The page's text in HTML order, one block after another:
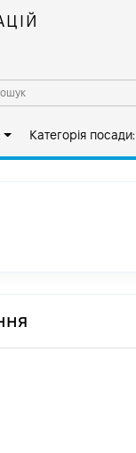
Категорія посади: